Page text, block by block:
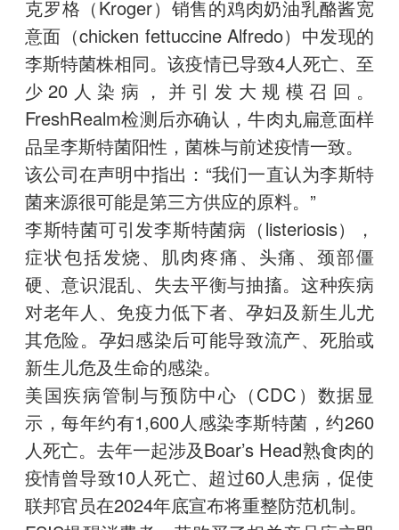
克罗格（Kroger）销售的鸡肉奶油乳酪酱宽
意面（chicken fettuccine Alfredo）中发现的
李斯特菌株相同。该疫情已导致4人死亡、至
少20人染病，并引发大规模召回。
FreshRealm检测后亦确认，牛肉丸扁意面样
品呈李斯特菌阳性，菌株与前述疫情一致。
该公司在声明中指出：“我们一直认为李斯特
菌来源很可能是第三方供应的原料。”
李斯特菌可引发李斯特菌病（listeriosis），
症状包括发烧、肌肉疼痛、头痛、颈部僵
硬、意识混乱、失去平衡与抽搐。这种疾病
对老年人、免疫力低下者、孕妇及新生儿尤
其危险。孕妇感染后可能导致流产、死胎或
新生儿危及生命的感染。
美国疾病管制与预防中心（CDC）数据显
示，每年约有1,600人感染李斯特菌，约260
人死亡。去年一起涉及Boar’s Head熟食肉的
疫情曾导致10人死亡、超过60人患病，促使
联邦官员在2024年底宣布将重整防范机制。